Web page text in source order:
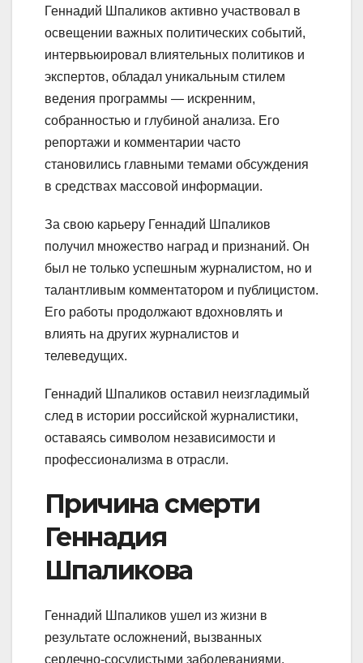
Геннадий Шпаликов активно участвовал в
освещении важных политических событий,
интервьюировал влиятельных политиков и
экспертов, обладал уникальным стилем
ведения программы — искренним,
собранностью и глубиной анализа. Его
репортажи и комментарии часто
становились главными темами обсуждения
в средствах массовой информации.
За свою карьеру Геннадий Шпаликов
получил множество наград и признаний. Он
был не только успешным журналистом, но и
талантливым комментатором и публицистом.
Его работы продолжают вдохновлять и
влиять на других журналистов и
телеведущих.
Геннадий Шпаликов оставил неизгладимый
след в истории российской журналистики,
оставаясь символом независимости и
профессионализма в отрасли.
Причина смерти
Геннадия
Шпаликова
Геннадий Шпаликов ушел из жизни в
результате осложнений, вызванных
сердечно-сосудистыми заболеваниями.